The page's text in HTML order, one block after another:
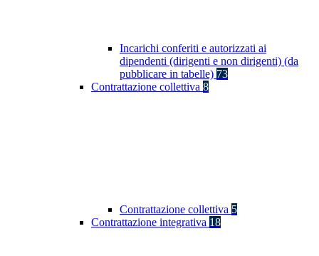
Incarichi conferiti e autorizzati ai
dipendenti (dirigenti e non dirigenti) (da
pubblicare in tabelle) 73
Contrattazione collettiva 8
Contrattazione collettiva 5
Contrattazione integrativa 18